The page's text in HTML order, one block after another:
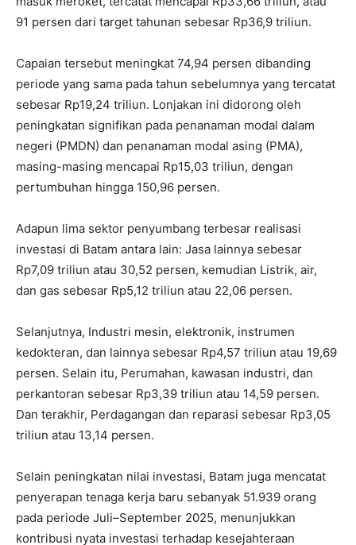
91 persen dari target tahunan sebesar Rp36,9 triliun.
Capaian tersebut meningkat 74,94 persen dibanding
periode yang sama pada tahun sebelumnya yang tercatat
sebesar Rp19,24 triliun. Lonjakan ini didorong oleh
peningkatan signifikan pada penanaman modal dalam
negeri (PMDN) dan penanaman modal asing (PMA),
masing-masing mencapai Rp15,03 triliun, dengan
pertumbuhan hingga 150,96 persen.
Adapun lima sektor penyumbang terbesar realisasi
investasi di Batam antara lain: Jasa lainnya sebesar
Rp7,09 triliun atau 30,52 persen, kemudian Listrik, air,
dan gas sebesar Rp5,12 triliun atau 22,06 persen.
Selanjutnya, Industri mesin, elektronik, instrumen
kedokteran, dan lainnya sebesar Rp4,57 triliun atau 19,69
persen. Selain itu, Perumahan, kawasan industri, dan
perkantoran sebesar Rp3,39 triliun atau 14,59 persen.
Dan terakhir, Perdagangan dan reparasi sebesar Rp3,05
triliun atau 13,14 persen.
Selain peningkatan nilai investasi, Batam juga mencatat
penyerapan tenaga kerja baru sebanyak 51.939 orang
pada periode Juli–September 2025, menunjukkan
kontribusi nyata investasi terhadap kesejahteraan